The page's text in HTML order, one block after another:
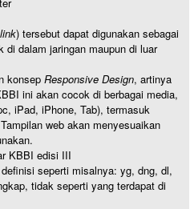
link) tersebut dapat digunakan sebagai
di dalam jaringan maupun di luar
konsep Responsive Design, artinya
ini akan cocok di berbagai media,
iPad, iPhone, Tab), termasuk
web akan menyesuaikan
KBBI edisi III
seperti misalnya: yg, dng, dl,
tidak seperti yang terdapat di